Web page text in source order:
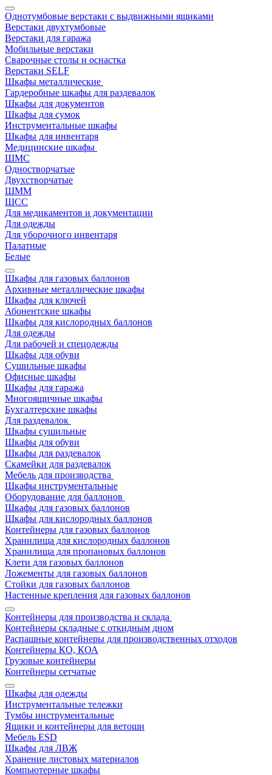
Однотумбовые верстаки с выдвижными ящиками
Верстаки двухтумбовые
Верстаки для гаража
Мобильные верстаки
Сварочные столы и оснастка
Верстаки SELF
Шкафы металлические
Гардеробные шкафы для раздевалок
Шкафы для документов
Шкафы для сумок
Инструментальные шкафы
Шкафы для инвентаря
Медицинские шкафы
ШМС
Одностворчатые
Двухстворчатые
ШММ
ШСС
Для медикаментов и документации
Для одежды
Для уборочного инвентаря
Палатные
Белые
Шкафы для газовых баллонов
Архивные металлические шкафы
Шкафы для ключей
Абонентские шкафы
Шкафы для кислородных баллонов
Для одежды
Для рабочей и спецодежды
Шкафы для обуви
Сушильные шкафы
Офисные шкафы
Шкафы для гаража
Многоящичные шкафы
Бухгалтерские шкафы
Для раздевалок
Шкафы сушильные
Шкафы для обуви
Шкафы для раздевалок
Скамейки для раздевалок
Мебель для производства
Шкафы инструментальные
Оборудование для баллонов
Шкафы для газовых баллонов
Шкафы для кислородных баллонов
Контейнеры для газовых баллонов
Хранилища для кислородных баллонов
Хранилища для пропановых баллонов
Клети для газовых баллонов
Ложементы для газовых баллонов
Стойки для газовых баллонов
Настенные крепления для газовых баллонов
Контейнеры для производства и склада
Контейнеры складные с откидным дном
Распашные контейнеры для производственных отходов
Контейнеры КО, КОА
Грузовые контейнеры
Контейнеры сетчатые
Шкафы для одежды
Инструментальные тележки
Тумбы инструментальные
Ящики и контейнеры для ветоши
Мебель ESD
Шкафы для ЛВЖ
Хранение листовых материалов
Компьютерные шкафы